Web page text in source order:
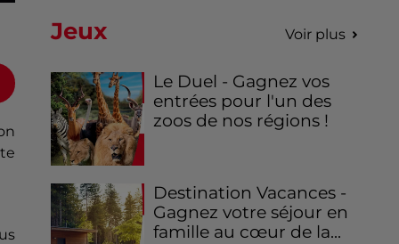
Jeux Voir plus
Le Duel - Gagnez vos
entrées pour l'un des
zoos de nos régions !
Destination Vacances -
Gagnez votre séjour en
famille au cœur de la...